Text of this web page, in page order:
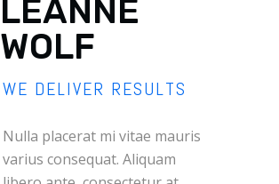
LEANNE
WOLF
WE DELIVER RESULTS
Nulla placerat mi vitae mauris
varius consequat. Aliquam